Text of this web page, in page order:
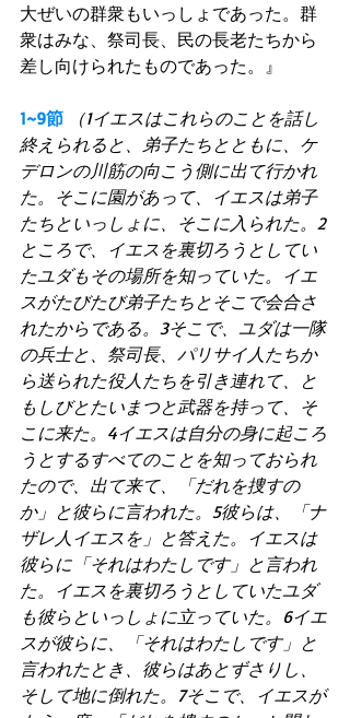
大ぜいの群衆もいっしょであった。群
衆はみな、祭司長、民の長老たちから
差し向けられたものであった。』
1~9節
（1イエスはこれらのことを話し
終えられると、弟子たちとともに、ケ
デロンの川筋の向こう側に出て行かれ
た。そこに園があって、イエスは弟子
たちといっしょに、そこに入られた。2
ところで、イエスを裏切ろうとしてい
たユダもその場所を知っていた。イエ
スがたびたび弟子たちとそこで会合さ
れたからである。3そこで、ユダは一隊
の兵士と、祭司長、パリサイ人たちか
ら送られた役人たちを引き連れて、と
もしびとたいまつと武器を持って、そ
こに来た。4イエスは自分の身に起ころ
うとするすべてのことを知っておられ
たので、出て来て、「だれを捜すの
か」と彼らに言われた。5彼らは、「ナ
ザレ人イエスを」と答えた。イエスは
彼らに「それはわたしです」と言われ
た。イエスを裏切ろうとしていたユダ
も彼らといっしょに立っていた。6イエ
スが彼らに、「それはわたしです」と
言われたとき、彼らはあとずさりし、
そして地に倒れた。7そこで、イエスが